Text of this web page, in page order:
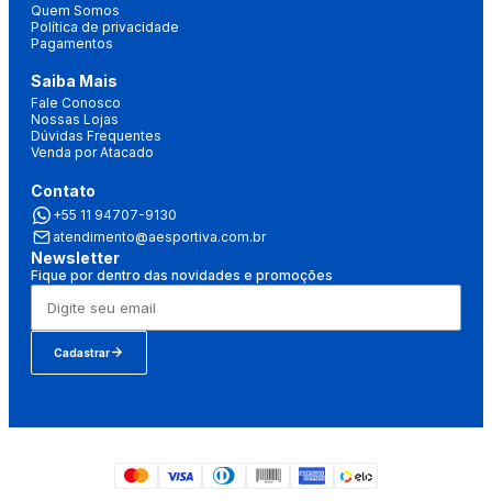
Quem Somos
Política de privacidade
Pagamentos
Saiba Mais
Fale Conosco
Nossas Lojas
Dúvidas Frequentes
Venda por Atacado
Contato
+55 11 94707-9130
atendimento@aesportiva.com.br
Newsletter
Fique por dentro das novidades e promoções
Cadastrar